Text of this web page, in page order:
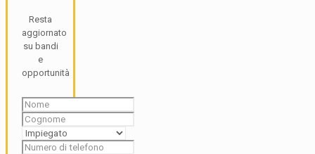
Resta
aggiornato
su bandi
e
opportunità